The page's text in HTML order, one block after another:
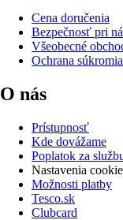
Cena doručenia
Bezpečnosť pri
Všeobecné
Ochrana súkromia
O nás
Prístupnosť
Kde dovážame
Poplatok za
Nastavenia
Možnosti platby
Tesco.sk
Clubcard